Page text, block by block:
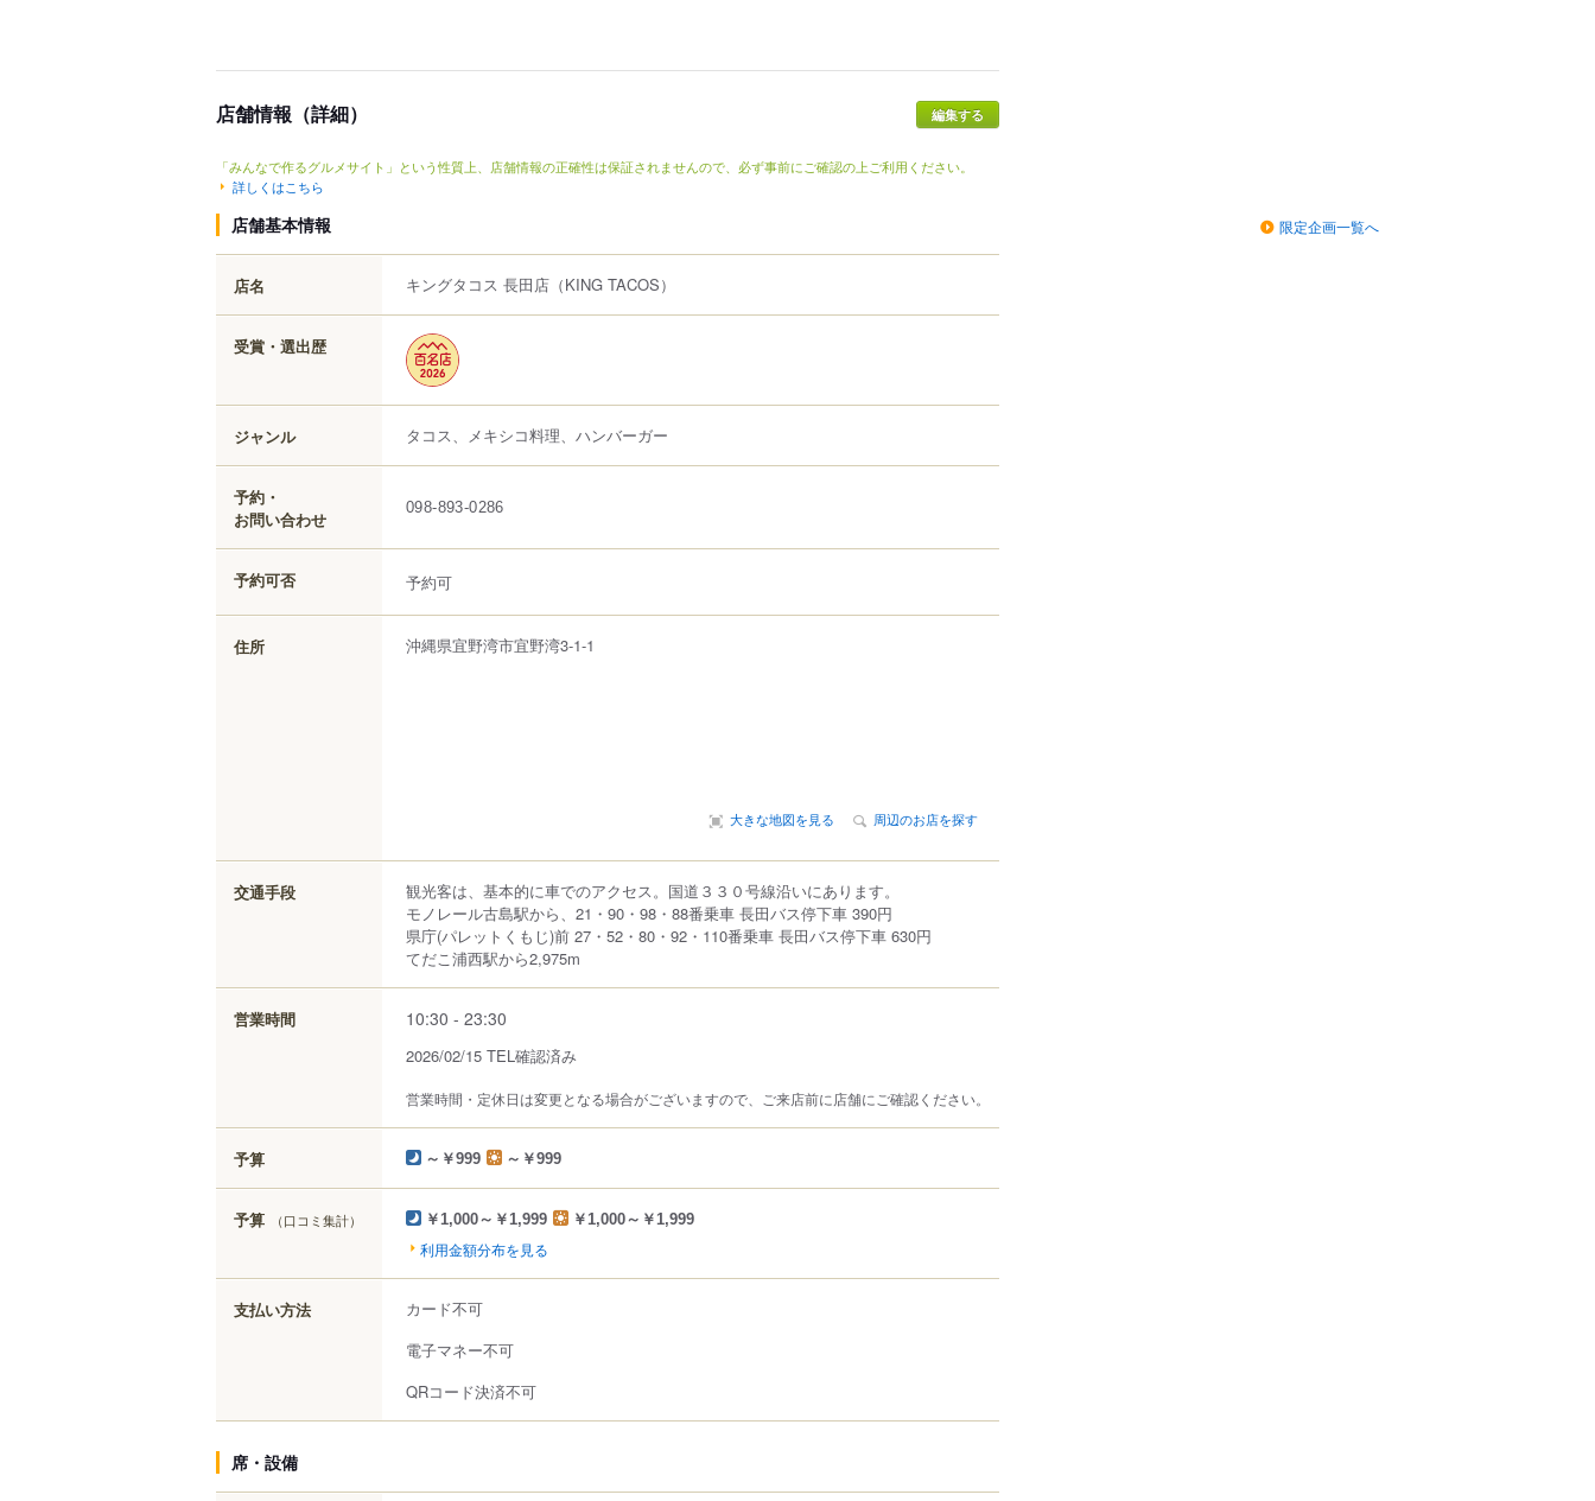
店舗情報（詳細）
「みんなで作るグルメサイト」という性質上、店舗情報の正確性は保証されませんので、必ず事前にご確認の上ご利用ください。
詳しくはこちら
店舗基本情報
店名 キングタコス 長田店 （KING TACOS）
受賞・選出歴
ジャンル タコス、メキシコ料理、ハンバーガー
予約・
お問い合わせ
098-893-0286
予約可否 予約可
住所 沖縄県宜野湾市宜野湾3-1-1
大きな地図を見る 周辺のお店を探す
交通手段
観光客は、基本的に車でのアクセス。国道３３０号線沿いにあります。
モノレール古島駅から、21・90・98・88番乗車 長田バス停下車 390円
県庁(パレットくもじ)前 27・52・80・92・110番乗車 長田バス停下車 630円
てだこ浦西駅から2,975m
営業時間 10:30 - 23:30
2026/02/15 TEL確認済み
営業時間・定休日は変更となる場合がございますので、ご来店前に店舗にご確認ください。
予算 ～￥999 ～￥999
予算 （口コミ集計） ￥1,000～￥1,999 ￥1,000～￥1,999
利用金額分布を見る
支払い方法
カード不可
電子マネー不可
QRコード決済不可
席・設備
限定企画一覧へ